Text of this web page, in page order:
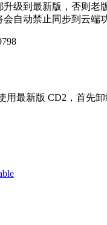
级到最新版，否则
自动禁止同步到云端
用最新版 CD2，首先